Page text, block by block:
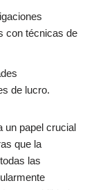
con técnicas de
de lucro.
un papel crucial
que la
las